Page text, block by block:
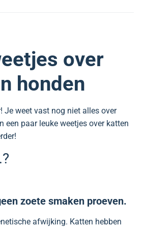
over
honden
Je weet vast nog niet alles over
een paar leuke weetjes over katten
zoete smaken proeven.
afwijking. Katten hebben